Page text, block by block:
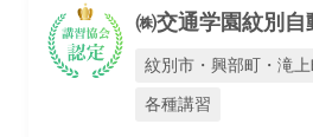
講習トピッ
㈱交通学園紋別自
紋別市・興部町・滝
各種講習